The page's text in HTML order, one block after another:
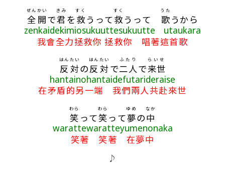
全開
ぜんかい
で君
きみ
を 救
すく
うって救
すく
うって 歌
うた
うから
zenkaidekimiosukuuttesukuutte utaukara
我會全力拯救你 拯救你 唱著這首歌
反対
はんたい
の反対
はんたい
で二人
ふたり
で来世
らいせ
hantainohantaidefutarideraise
在矛盾的另一端 我們兩人共赴來世
笑
わら
って笑
わら
って夢
ゆめ
の中
なか
warattewaratteyumenonaka
笑著 笑著 在夢中
♪